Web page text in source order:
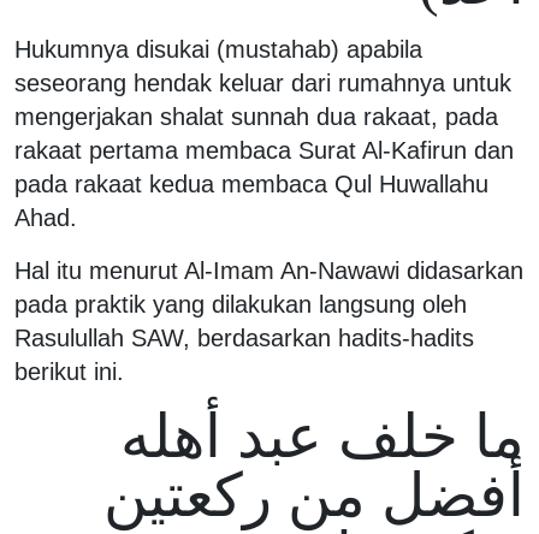
Hukumnya disukai (mustahab) apabila
seseorang hendak keluar dari rumahnya untuk
mengerjakan shalat sunnah dua rakaat, pada
rakaat pertama membaca Surat Al-Kafirun dan
pada rakaat kedua membaca Qul Huwallahu
Ahad.
Hal itu menurut Al-Imam An-Nawawi didasarkan
pada praktik yang dilakukan langsung oleh
Rasulullah SAW, berdasarkan hadits-hadits
berikut ini.
ما خلف عبد أهله
أفضل من ركعتين